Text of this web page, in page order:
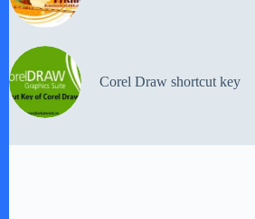
Corel Draw shortcut key